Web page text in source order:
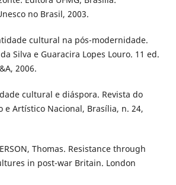
no Brasil, 2003.
cultural na pós-modernidade.
Silva e Guaracira Lopes Louro. 11 ed.
2006.
cultural e diáspora. Revista do
e Artístico Nacional, Brasília, n. 24,
Thomas. Resistance through
in post-war Britain. London